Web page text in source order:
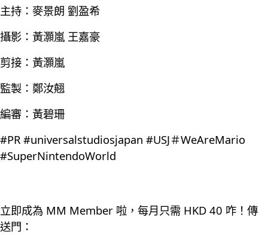
主持：麥景朗 劉盈希
攝影：黃灝嵐 王嘉豪
剪接：黃灝嵐
監製：鄭汝翹
編審：黃碧珊
#PR #universalstudiosjapan #USJ＃WeAreMario
#SuperNintendoWorld
立即成為 MM Member 啦，每月只需 HKD 40 咋！傳
送門：